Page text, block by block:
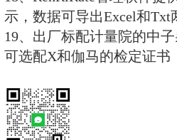
3、中子测量范围
剂量率：0.1μSv/
4、X、γ测量范围：
剂量率：0.1μSv/